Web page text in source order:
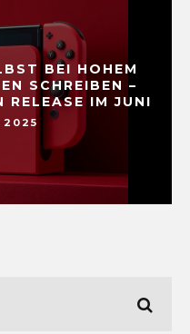
BEI HOHEM
SCHREIBEN –
RELEASE IM JUNI
2025